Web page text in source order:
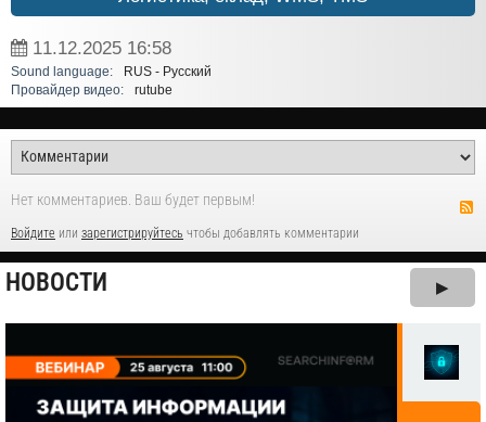
11.12.2025 16:58
Sound language:
RUS - Русский
Провайдер видео:
rutube
Нет комментариев. Ваш будет первым!
Войдите или зарегистрируйтесь чтобы добавлять комментарии
НОВОСТИ ▶